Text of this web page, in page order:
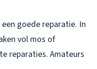
goede reparatie. In
vol mos of
reparaties. Amateurs